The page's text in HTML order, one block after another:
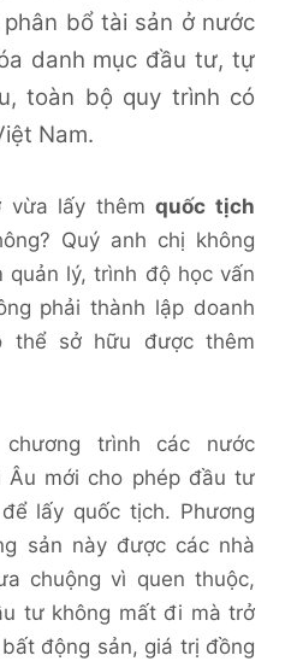
bổ tài sản ở nước
danh mục đầu tư, tự
toàn bộ quy trình có
Nam.
vừa lấy thêmquốc tịch
Quý anh chị không
quản lý, trình độ học vấn
phải thành lập doanh
thể sở hữu được thêm
trình các nước
Âu mới cho phép đầu tư
lấy quốc tịch. Phương
sản này được các nhà
chuộng vì quen thuộc,
tư không mất đi mà trở
động sản, giá trị đồng